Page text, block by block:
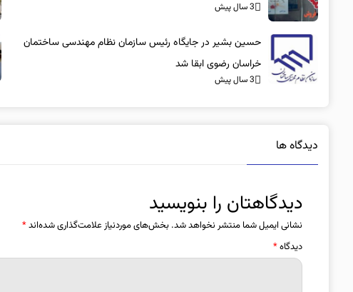
3 سال پیش
حسین بشیر در جایگاه رئیس سازمان نظام مهندسی ساختمان
خراسان رضوی ابقا شد
3 سال پیش
دیدگاه ها
دیدگاهتان را بنویسید
نشانی ایمیل شما منتشر نخواهد شد. بخش‌های موردنیاز علامت‌گذاری شده‌اند*
دیدگاه*